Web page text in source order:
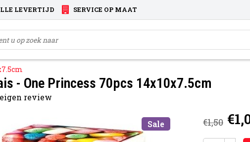
LEVERTIJD SERVICE OP MAAT
- One Princess 70pcs 14x10x7.5cm
review
Sale €1,50